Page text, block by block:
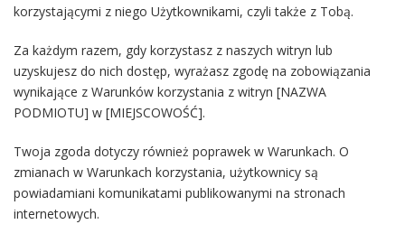
korzystającymi z niego Użytkownikami, czyli także z Tobą.
Za każdym razem, gdy korzystasz z naszych witryn lub
uzyskujesz do nich dostęp, wyrażasz zgodę na zobowiązania
wynikające z Warunków korzystania z witryn [NAZWA
PODMIOTU] w [MIEJSCOWOŚĆ].
Twoja zgoda dotyczy również poprawek w Warunkach. O
zmianach w Warunkach korzystania, użytkownicy są
powiadamiani komunikatami publikowanymi na stronach
internetowych.